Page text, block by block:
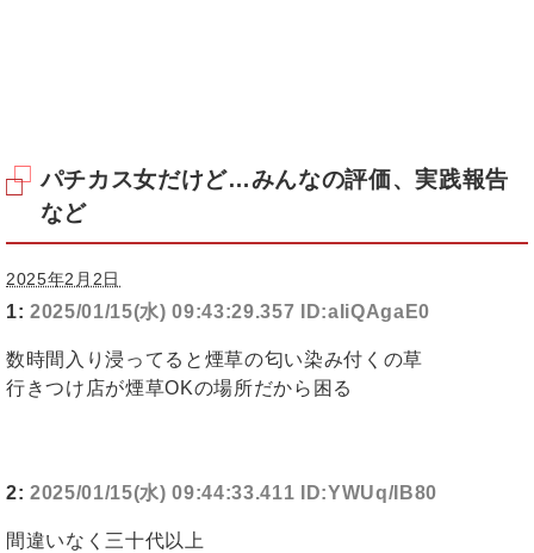
パチカス女だけど…みんなの評価、実践報告
など
2025年2月2日
1: 2025/01/15(水) 09:43:29.357 ID:aIiQAgaE0
数時間入り浸ってると煙草の匂い染み付くの草
行きつけ店が煙草OKの場所だから困る
2: 2025/01/15(水) 09:44:33.411 ID:YWUq/IB80
間違いなく三十代以上